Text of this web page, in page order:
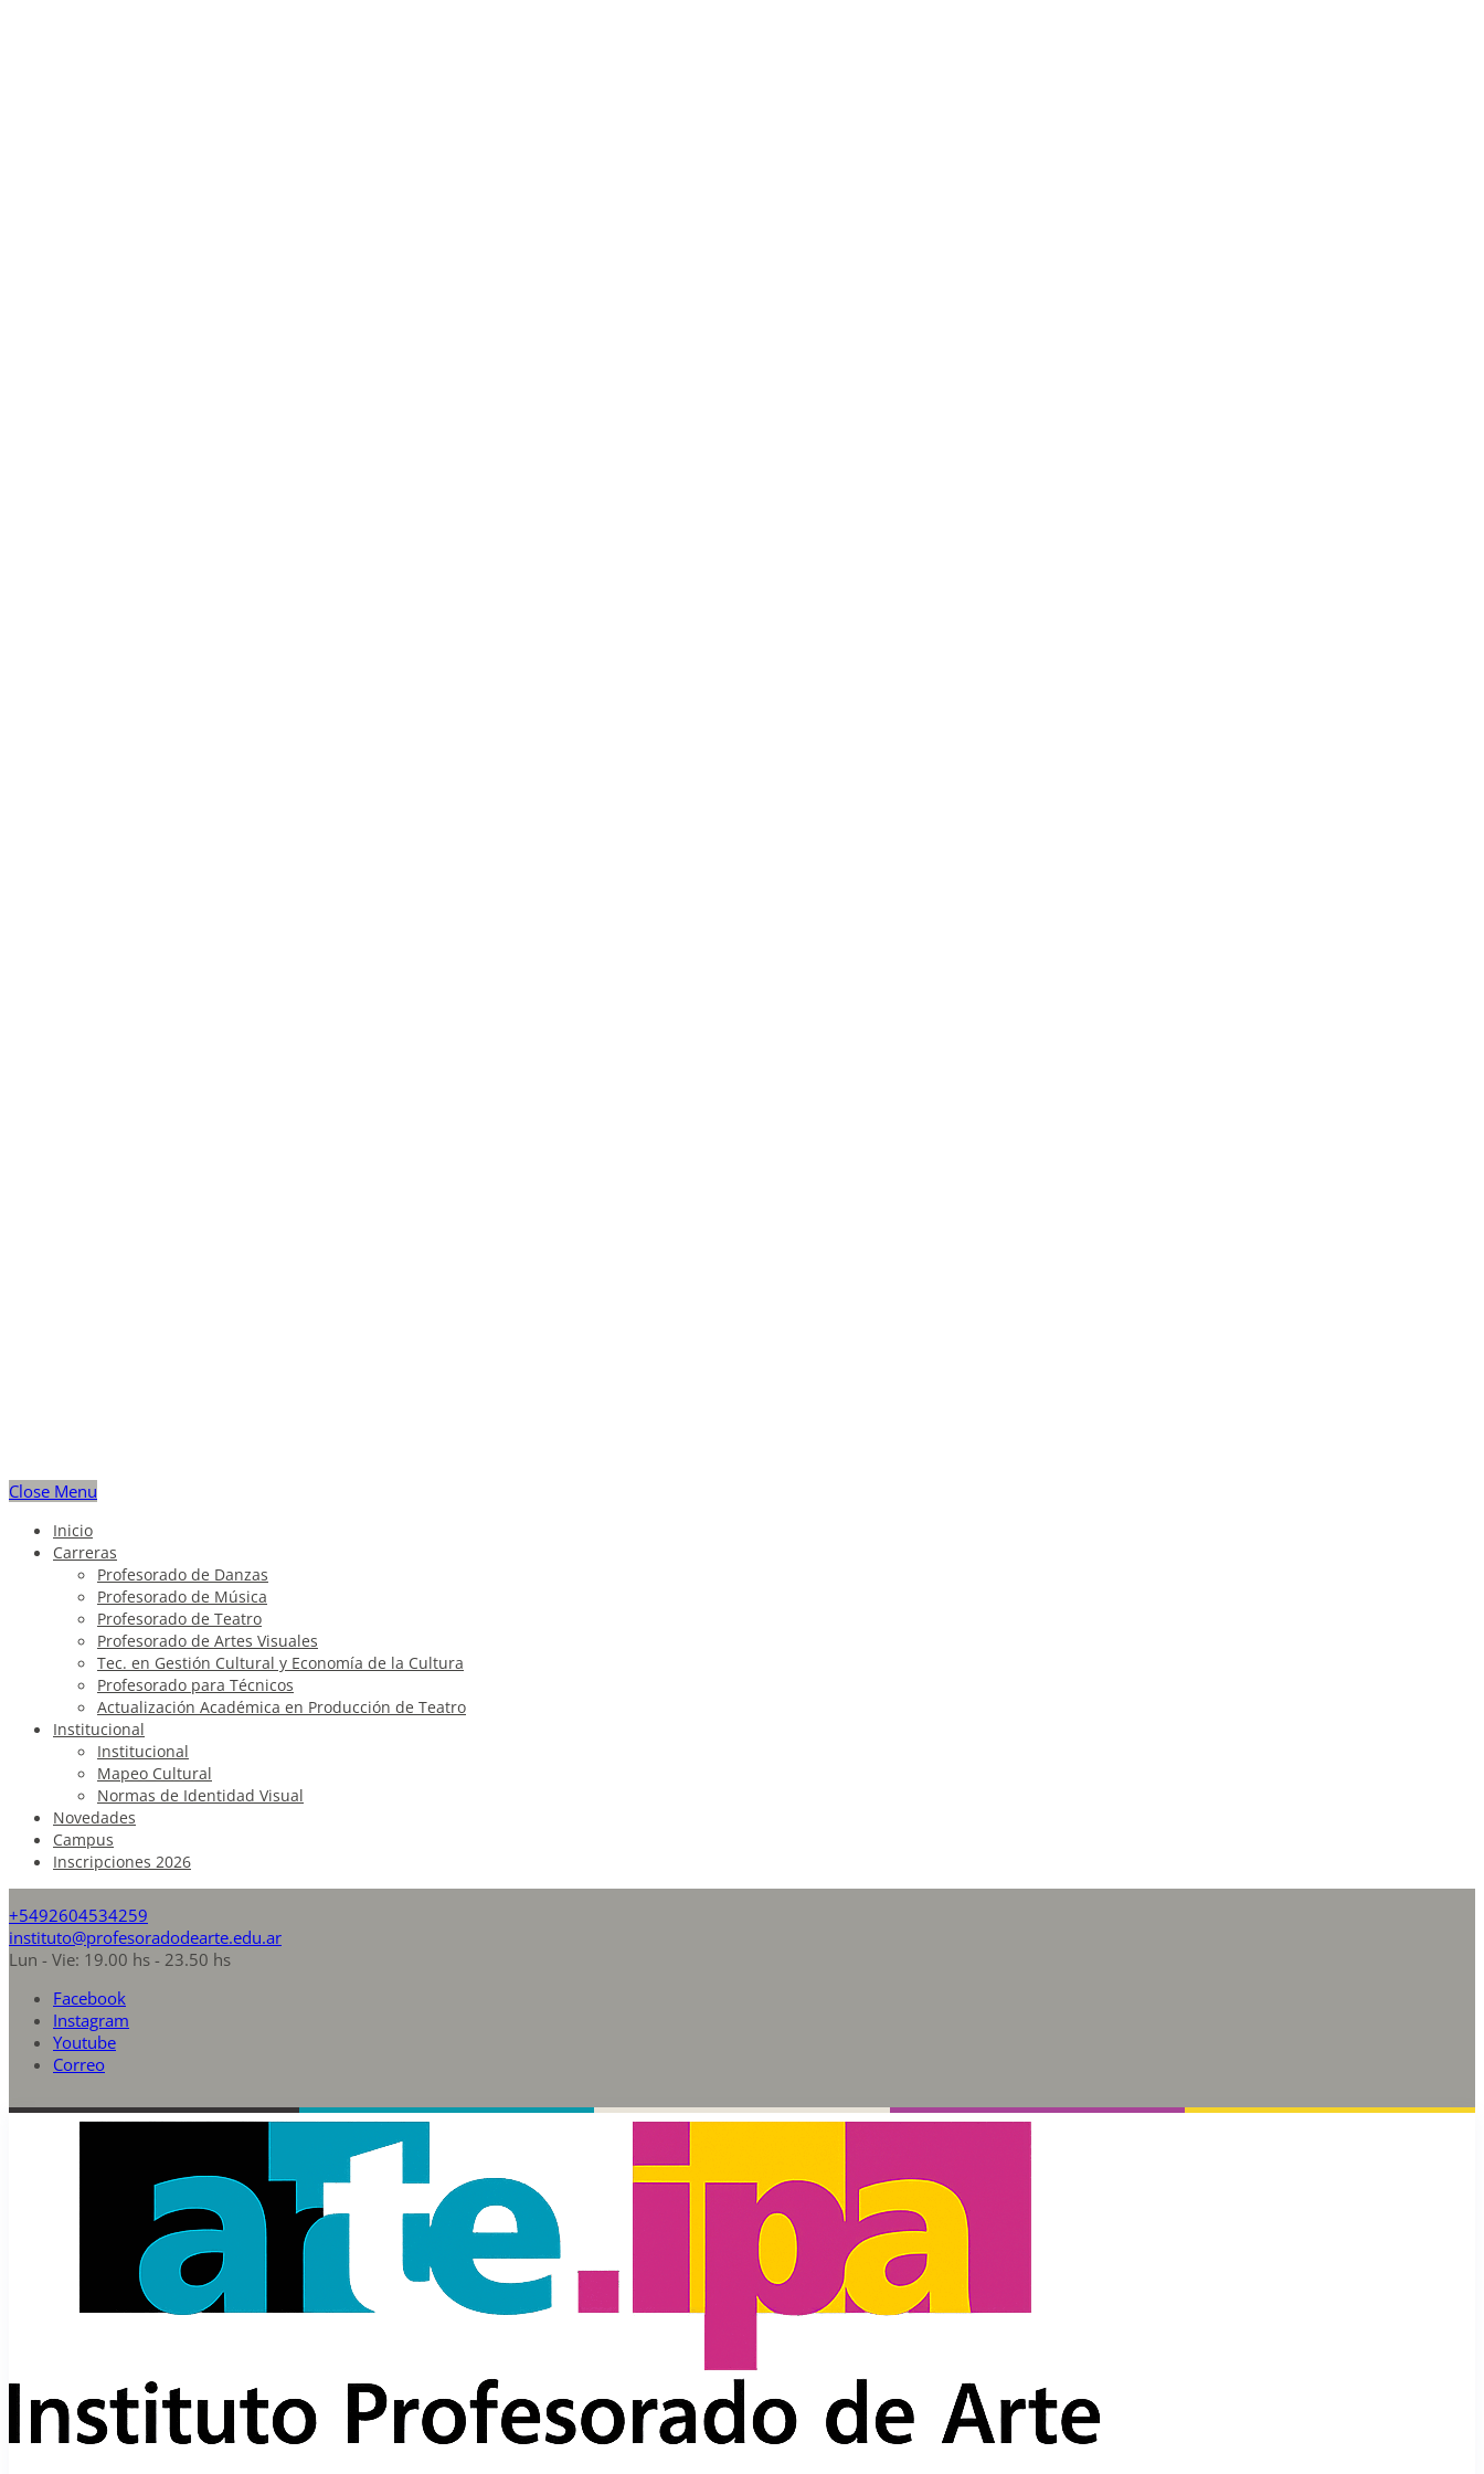
Close Menu
Inicio
Carreras
Profesorado de Danzas
Profesorado de Música
Profesorado de Teatro
Profesorado de Artes Visuales
Tec. en Gestión Cultural y Economía de la Cultura
Profesorado para Técnicos
Actualización Académica en Producción de Teatro
Institucional
Institucional
Mapeo Cultural
Normas de Identidad Visual
Novedades
Campus
Inscripciones 2026
+5492604534259
instituto@profesoradodearte.edu.ar
Lun - Vie: 19.00 hs - 23.50 hs
Facebook
Instagram
Youtube
Correo